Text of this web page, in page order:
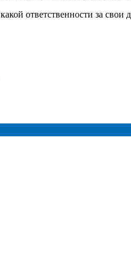
ответственности за